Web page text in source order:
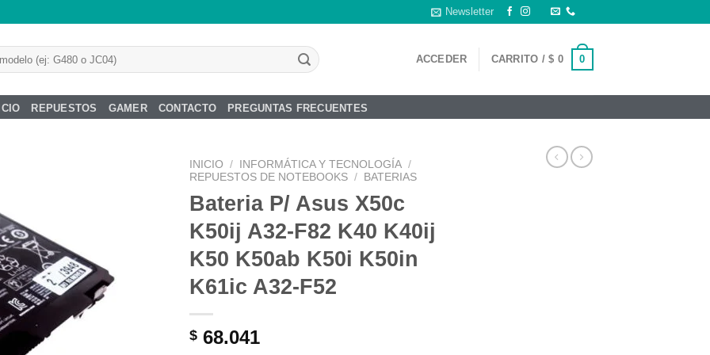
Newsletter
ACCEDER CARRITO /$ 0 0
REPUESTOS GAMER CONTACTO PREGUNTAS FRECUENTES
INICIO / INFORMÁTICA Y TECNOLOGÍA /
REPUESTOS DE NOTEBOOKS / BATERIAS
Bateria P/ Asus X50c
K50ij A32-F82 K40 K40ij
K50 K50ab K50i K50in
K61ic A32-F52
$ 68.041